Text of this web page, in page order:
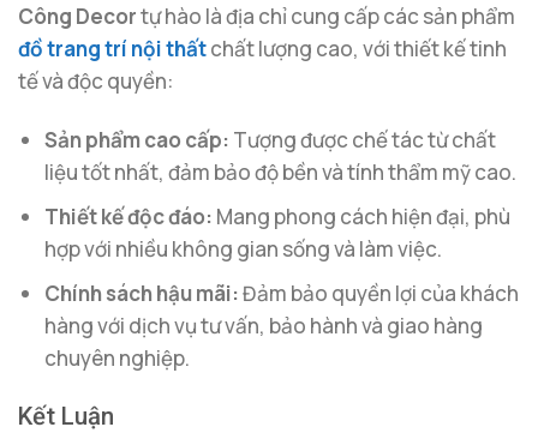
Công Decortự hào là địa chỉ cung cấp các sản phẩm
đồ trang trí nội thấtchất lượng cao, với thiết kế tinh
tế và độc quyền:
Sản phẩm cao cấp: Tượng được chế tác từ chất
liệu tốt nhất, đảm bảo độ bền và tính thẩm mỹ cao.
Thiết kế độc đáo: Mang phong cách hiện đại, phù
hợp với nhiều không gian sống và làm việc.
Chính sách hậu mãi:Đảm bảo quyền lợi của khách
hàng với dịch vụ tư vấn, bảo hành và giao hàng
chuyên nghiệp.
Kết Luận